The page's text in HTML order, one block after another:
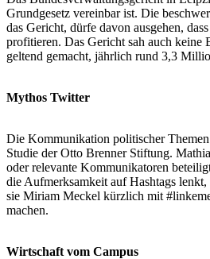
Grundgesetz vereinbar ist. Die
das Gericht, dürfe davon ausgehen,
profitieren. Das Gericht sah auch keine
geltend gemacht, jährlich rund 3,3
Mythos Twitter
Die Kommunikation politischer
Studie der Otto Brenner Stiftung.
oder relevante Kommunikatoren
die Aufmerksamkeit auf Hashtags
sie Miriam Meckel kürzlich mit
machen.
Wirtschaft vom Campus